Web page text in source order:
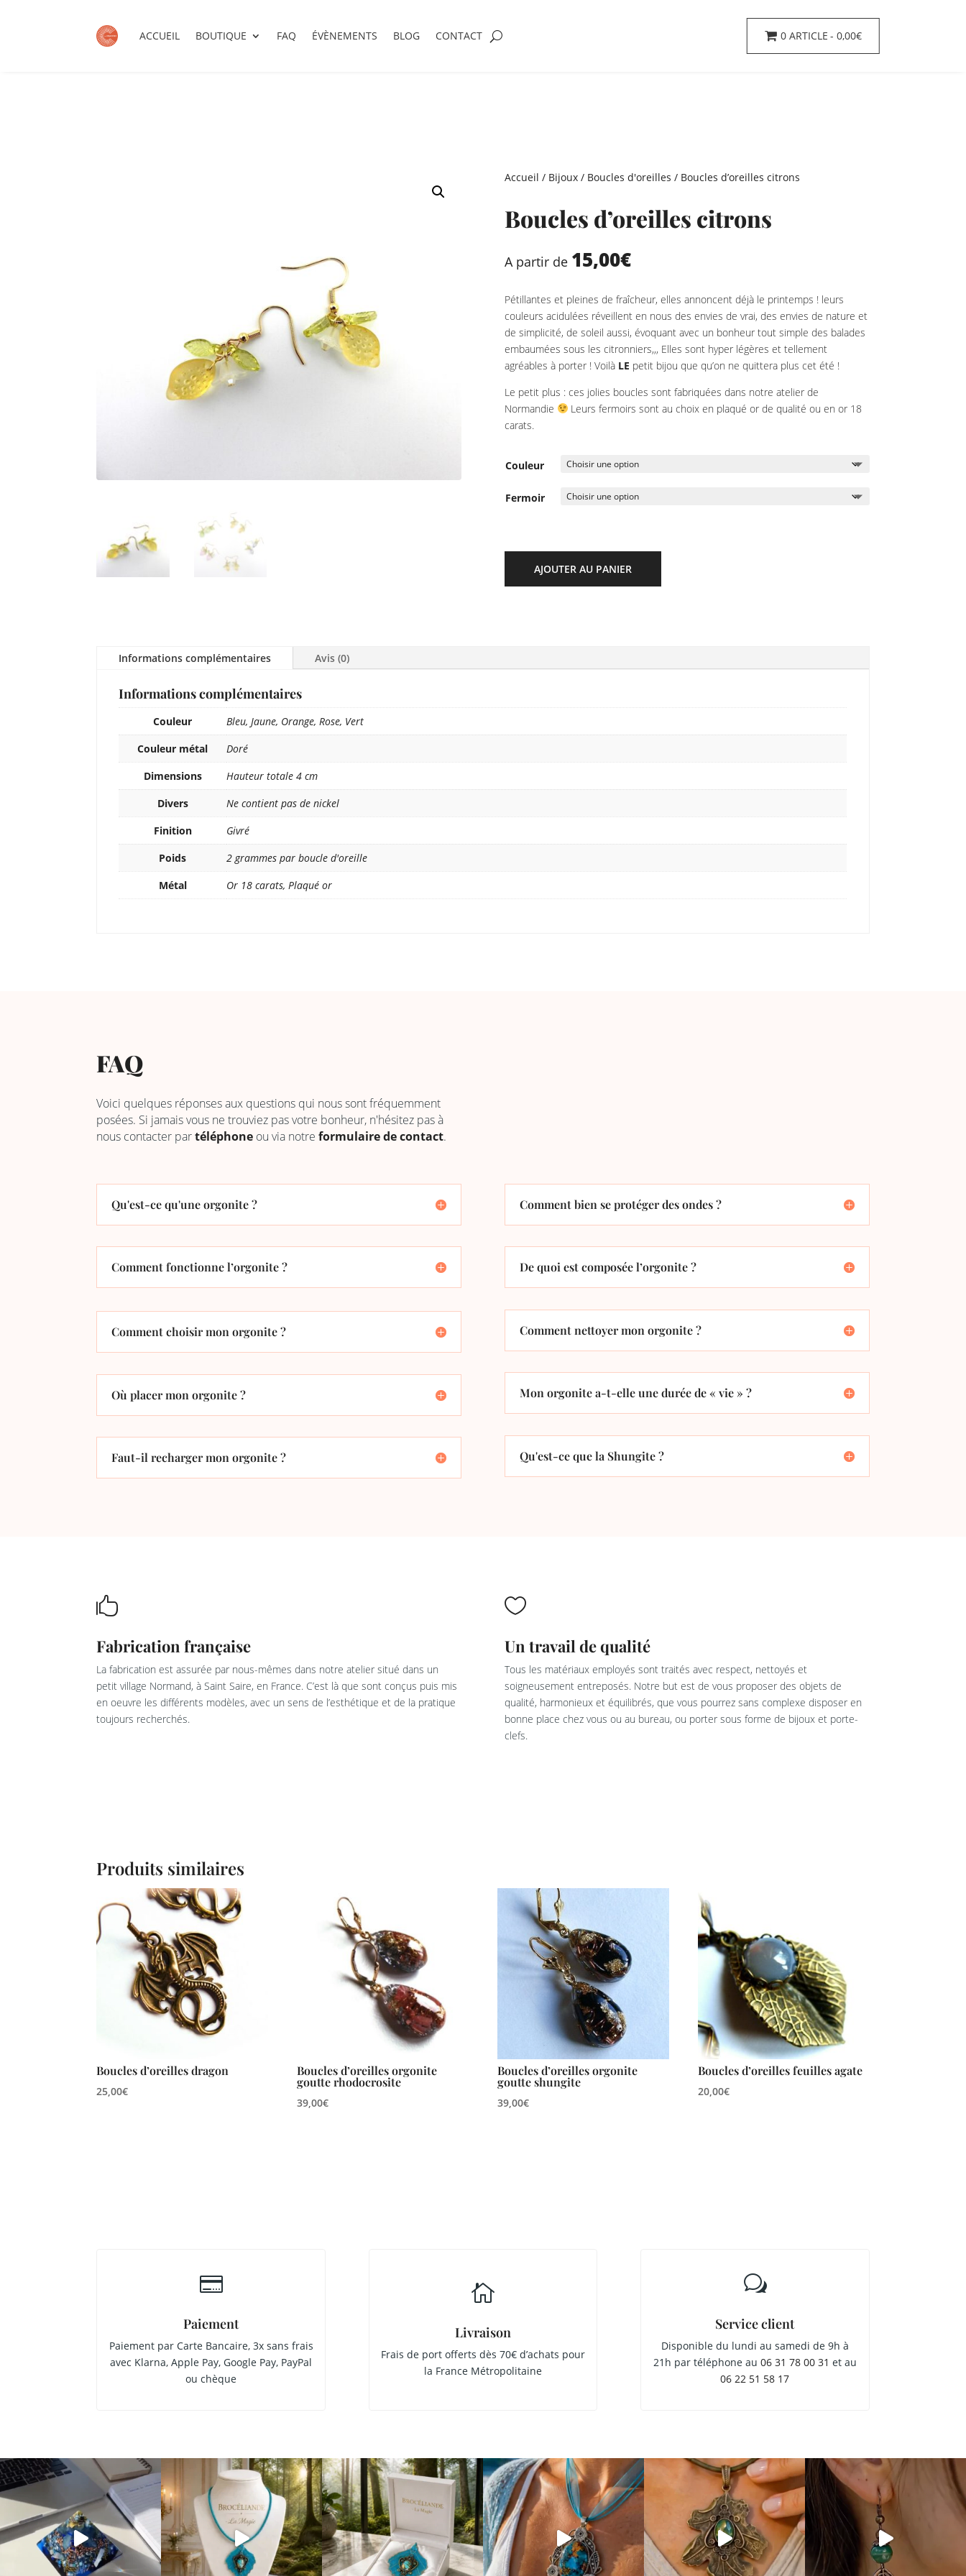
ACCUEIL BOUTIQUE FAQ ÉVÈNEMENTS BLOG CONTACT 0 ARTICLE 0,00€
Accueil / Bijoux/ Boucles d'oreilles / Boucles d’oreilles citrons
Boucles d’oreilles citrons
A partir de 15,00€
Pétillantes et pleines de fraîcheur, elles annoncent déjà le printemps ! leurs
couleurs acidulées réveillent en nous des envies de vrai, des envies de nature et
de simplicité, de soleil aussi, évoquant avec un bonheur tout simple des balades
embaumées sous les citronniers,,, Elles sont hyper légères et tellement
agréables à porter ! Voilà LE petit bijou que qu’on ne quittera plus cet été !
Le petit plus : ces jolies boucles sont fabriquées dans notre atelier de
Normandie
Leurs fermoirs sont au choix en plaqué or de qualité ou en or 18
carats.
Couleur
Fermoir
AJOUTER AU PANIER
Informations complémentaires Avis (0)
Informations complémentaires
Couleur
Bleu, Jaune, Orange, Rose, Vert
Couleur métal
Doré
Dimensions
Hauteur totale 4 cm
Divers
Ne contient pas de nickel
Finition
Givré
Poids
2 grammes par boucle d'oreille
Métal
Or 18 carats, Plaqué or
FAQ
Voici quelques réponses aux questions qui nous sont fréquemment
posées. Si jamais vous ne trouviez pas votre bonheur, n'hésitez pas à
nous contacter partéléphone ou via notreformulaire de contact.
Qu'est-ce qu'une orgonite ?
Comment fonctionne l’orgonite ?
Comment choisir mon orgonite ?
Où placer mon orgonite ?
Faut-il recharger mon orgonite ?
Comment bien se protéger des ondes ?
De quoi est composée l’orgonite ?
Comment nettoyer mon orgonite ?
Mon orgonite a-t-elle une durée de « vie » ?
Qu'est-ce que la Shungite ?

Fabrication française
La fabrication est assurée par nous-mêmes dans notre atelier situé dans un
petit village Normand, à Saint Saire, en France. C’est là que sont conçus puis mis
en oeuvre les différents modèles, avec un sens de l’esthétique et de la pratique
toujours recherchés.

Un travail de qualité
Tous les matériaux employés sont traités avec respect, nettoyés et
soigneusement entreposés. Notre but est de vous proposer des objets de
qualité, harmonieux et équilibrés, que vous pourrez sans complexe disposer en
bonne place chez vous ou au bureau, ou porter sous forme de bijoux et porte-
clefs.
Produits similaires
Boucles d’oreilles dragon
25,00€
Boucles d’oreilles orgonite
goutte rhodocrosite
39,00€
Boucles d’oreilles orgonite
goutte shungite
39,00€
Boucles d’oreilles feuilles agate
20,00€

Paiement
Paiement par Carte Bancaire, 3x sans frais
avec Klarna, Apple Pay, Google Pay, PayPal
ou chèque

Livraison
Frais de port offerts dès 70€ d’achats pour
la France Métropolitaine
w
Service client
Disponible du lundi au samedi de 9h à
21h par téléphone au 06 31 78 00 31 et au
06 22 51 58 17